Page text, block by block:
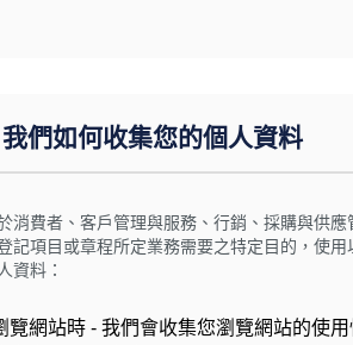
們如何收集您的個人資料
消費者、客戶管理與服務、行銷、採購與供應
記項目或章程所定業務需要之特定目的，使用
資料：
覽網站時 - 我們會收集您瀏覽網站的使